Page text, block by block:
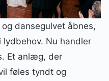
dansegulvet åbnes,
Nu handler
Et anlæg, der
føles tyndt og